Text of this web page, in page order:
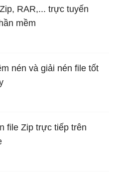
RAR,... trực tuyến
mềm
nén và giải nén file tốt
file Zip trực tiếp trên